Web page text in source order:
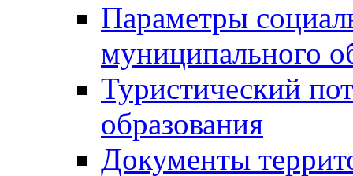
Параметры
муниципального
Туристический
образования
Документы